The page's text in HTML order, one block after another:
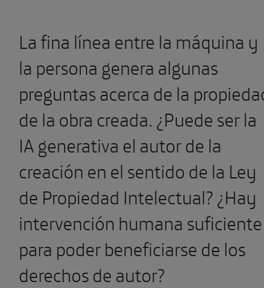
La fina línea entre la máquina y
la persona genera algunas
preguntas acerca de la
de la obra creada. ¿Puede ser la
IA generativa el autor de la
creación en el sentido de la Ley
de Propiedad Intelectual? ¿Hay
intervención humana suficiente
para poder beneficiarse de los
derechos de autor?